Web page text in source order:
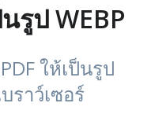
รูป WEBP
ให้เป็นรูป
ราว์เซอร์